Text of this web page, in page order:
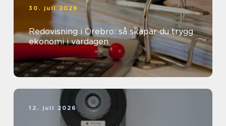
30. juli 2026
Redovisning i Örebro: så skapar du trygg
ekonomi i vardagen
12. juli 2026